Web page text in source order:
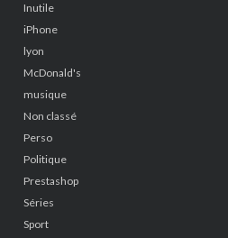
Inutile
iPhone
lyon
McDonald's
musique
Non classé
Perso
Politique
Prestashop
Séries
Sport